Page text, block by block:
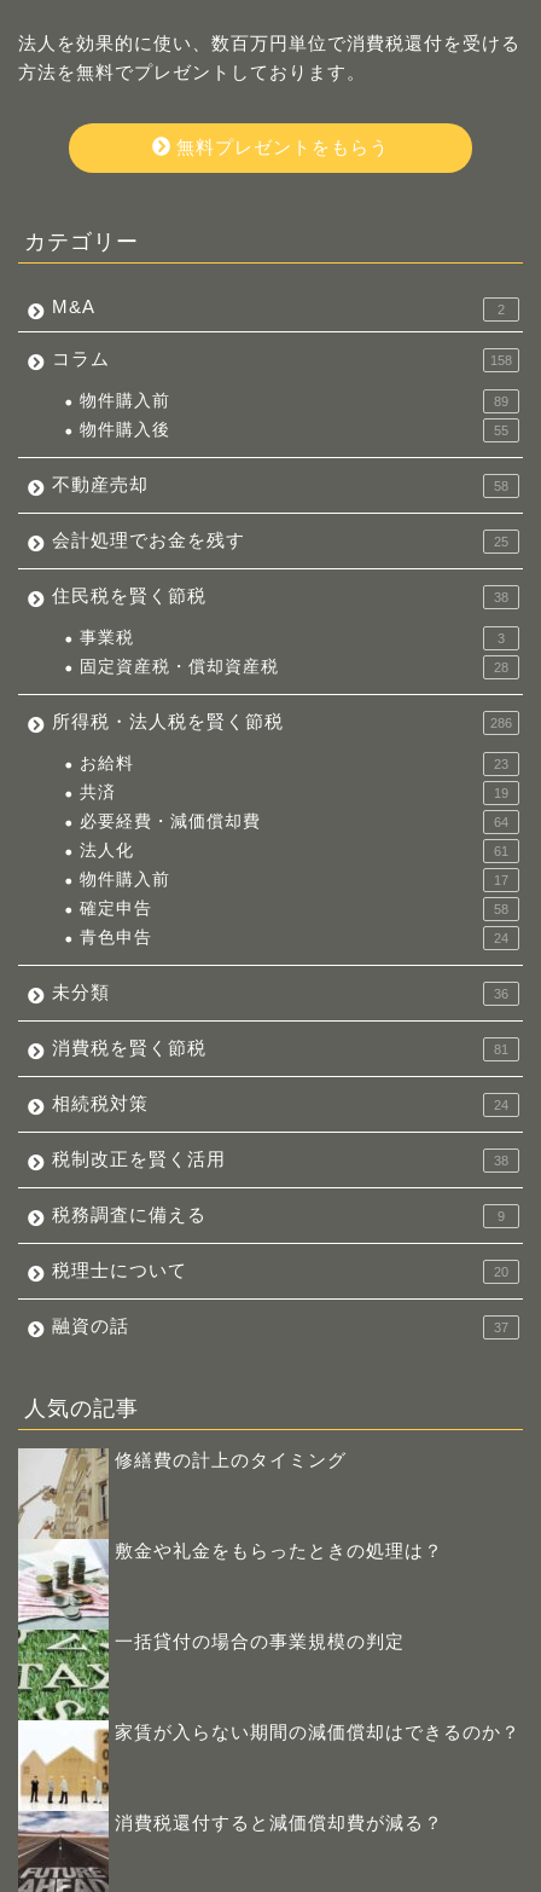
法人を効果的に使い、数百万円単位で消費税還付を受ける
方法を無料でプレゼントしております。
無料プレゼントをもらう
カテゴリー
M&A 2
コラム 158
物件購入前 89
物件購入後 55
不動産売却 58
会計処理でお金を残す 25
住民税を賢く節税 38
事業税 3
固定資産税・償却資産税 28
所得税・法人税を賢く節税 286
お給料 23
共済 19
必要経費・減価償却費 64
法人化 61
物件購入前 17
確定申告 58
青色申告 24
未分類 36
消費税を賢く節税 81
相続税対策 24
税制改正を賢く活用 38
税務調査に備える 9
税理士について 20
融資の話 37
人気の記事
修繕費の計上のタイミング
敷金や礼金をもらったときの処理は？
一括貸付の場合の事業規模の判定
家賃が入らない期間の減価償却はできるのか？
消費税還付すると減価償却費が減る？